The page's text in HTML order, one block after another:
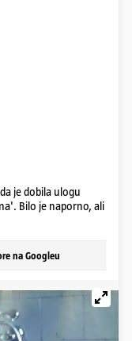
je dobila ulogu
Bilo je naporno, ali
na Googleu